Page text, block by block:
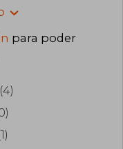
para poder